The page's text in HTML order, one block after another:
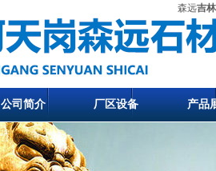
森远吉
公司简介 厂区设备 产品